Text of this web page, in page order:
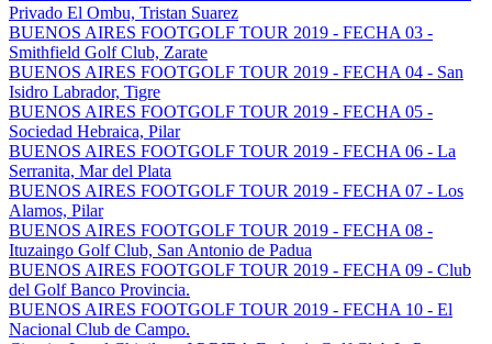
Privado El Ombu, Tristan Suarez
BUENOS AIRES FOOTGOLF TOUR 2019 - FECHA 03 -
Smithfield Golf Club, Zarate
BUENOS AIRES FOOTGOLF TOUR 2019 - FECHA 04 - San
Isidro Labrador, Tigre
BUENOS AIRES FOOTGOLF TOUR 2019 - FECHA 05 -
Sociedad Hebraica, Pilar
BUENOS AIRES FOOTGOLF TOUR 2019 - FECHA 06 - La
Serranita, Mar del Plata
BUENOS AIRES FOOTGOLF TOUR 2019 - FECHA 07 - Los
Alamos, Pilar
BUENOS AIRES FOOTGOLF TOUR 2019 - FECHA 08 -
Ituzaingo Golf Club, San Antonio de Padua
BUENOS AIRES FOOTGOLF TOUR 2019 - FECHA 09 - Club
del Golf Banco Provincia.
BUENOS AIRES FOOTGOLF TOUR 2019 - FECHA 10 - El
Nacional Club de Campo.